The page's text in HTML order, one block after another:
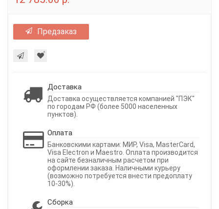
Предзаказ
Доставка
Доставка осуществляется компанией "ПЭК"
по городам РФ (более 5000 населенных
пунктов).
Оплата
Банковскими картами: МИР, Visa, MasterCard,
Visa Electron и Maestro. Оплата производится
на сайте безналичным расчетом при
оформлении заказа. Наличными курьеру
(возможно потребуется внести предоплату
10-30%).
Сборка